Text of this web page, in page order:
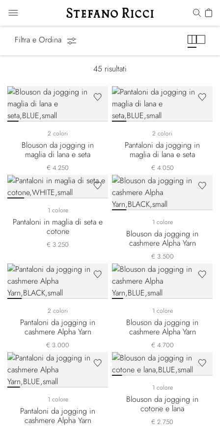
Filtra e Ordina
45 risultati
2 colori
Blouson da jogging in
maglia di lana e seta
€ 4.250
2 colori
Pantaloni da jogging in
maglia di lana e seta
€ 4.050
1 colore
Pantaloni in maglia di seta e
cotone
€ 3.250
1 colore
Blouson da jogging in
cashmere Alpha Yarn
€ 3.500
2 colori
Pantaloni da jogging in
cashmere Alpha Yarn
€ 3.000
1 colore
Blouson da jogging in
cashmere Alpha Yarn
€ 4.700
1 colore
Pantaloni da jogging in
cashmere Alpha Yarn
1 colore
Blouson da jogging in
cotone e lana
€ 2.750